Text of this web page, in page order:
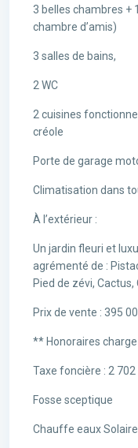
3 belles chambres +
chambre d’amis)
3 salles de bains,
2 WC
2 cuisines
créole
Porte de garage
Climatisation dans
À l’extérieur :
Un jardin fleuri et
agrémenté de :
Pied de zévi, Cactus,
Prix de vente : 395
** Honoraires
Taxe foncière : 2 702
Fosse sceptique
Chauffe eaux Solaire